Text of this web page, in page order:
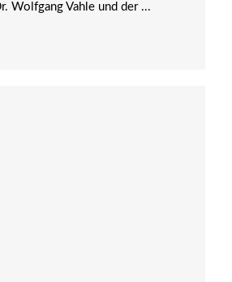
Wolfgang Vahle und der ...